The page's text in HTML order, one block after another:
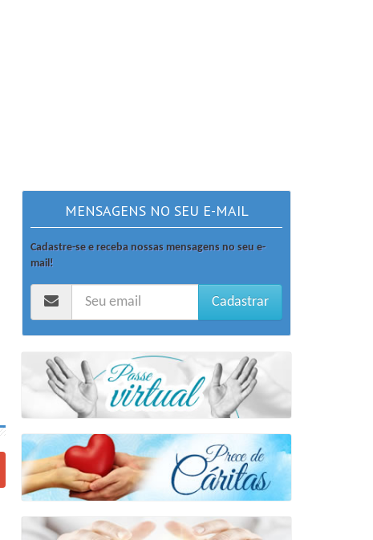
MENSAGENS NO SEU E-MAIL
Cadastre-se e receba nossas mensagens no seu e-
mail!
Cadastrar